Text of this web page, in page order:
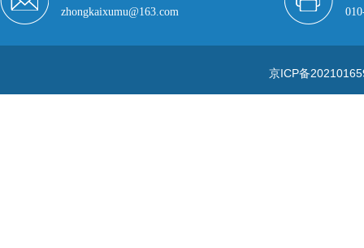
zhongkaixumu@163.com
京ICP备